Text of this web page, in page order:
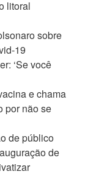
litoral
sobre
19
‘Se você
e chama
por não se
de público
de